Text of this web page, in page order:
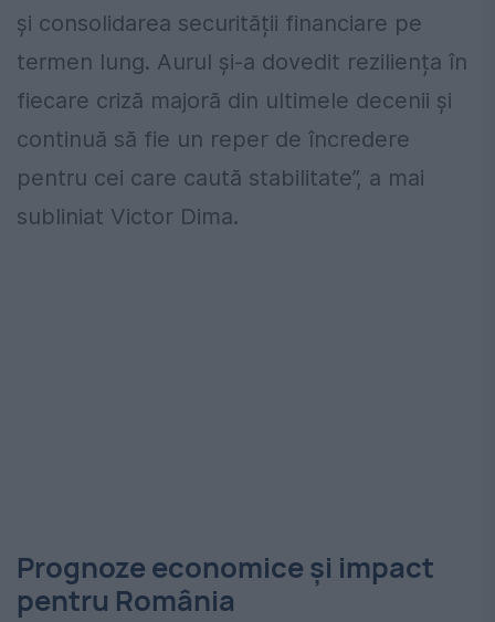
și consolidarea securității financiare pe
termen lung. Aurul și-a dovedit reziliența în
fiecare criză majoră din ultimele decenii și
continuă să fie un reper de încredere
pentru cei care caută stabilitate”, a mai
subliniat Victor Dima.
Prognoze economice și impact
pentru România